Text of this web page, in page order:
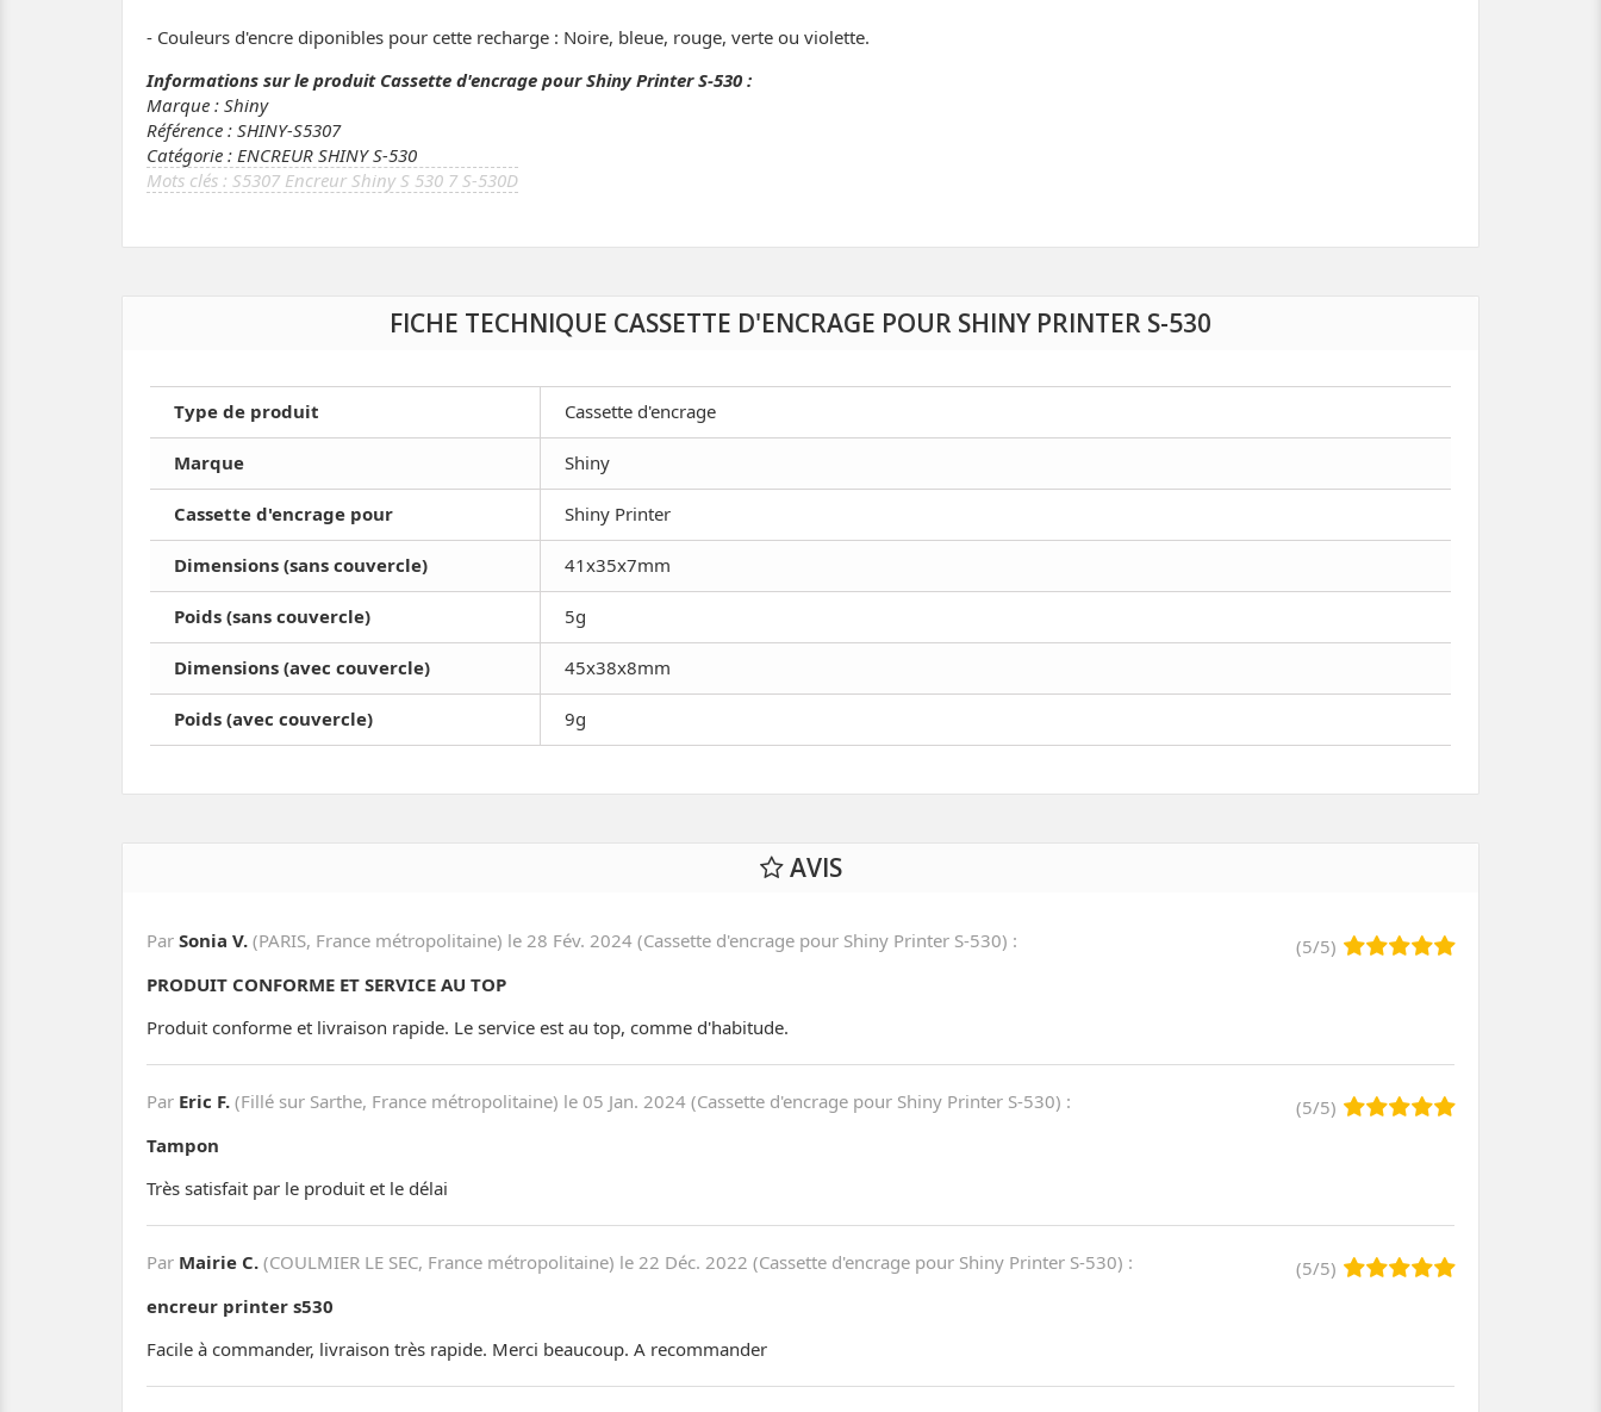
- Couleurs d'encre diponibles pour cette recharge : Noire, bleue, rouge, verte ou violette.
Informations sur le produit Cassette d'encrage pour Shiny Printer S-530 :
Marque : Shiny
Référence : SHINY-S5307
Catégorie : ENCREUR SHINY S-530
S5307 Encreur Shiny S 530 7 S-530D
FICHE TECHNIQUE CASSETTE D'ENCRAGE POUR SHINY PRINTER S-530
Type de produit Cassette d'encrage
Marque Shiny
Cassette d'encrage pour Shiny Printer
Dimensions (sans couvercle) 41x35x7mm
Poids (sans couvercle) 5g
Dimensions (avec couvercle) 45x38x8mm
Poids (avec couvercle) 9g
AVIS
Par Sonia V. (PARIS, France métropolitaine) le 28 Fév. 2024 (Cassette d'encrage pour Shiny Printer S-530) : (5/5)
PRODUIT CONFORME ET SERVICE AU TOP
Produit conforme et livraison rapide. Le service est au top, comme d'habitude.
Par Eric F. (Fillé sur Sarthe, France métropolitaine) le 05 Jan. 2024 (Cassette d'encrage pour Shiny Printer S-530) : (5/5)
Tampon
Très satisfait par le produit et le délai
Par Mairie C. (COULMIER LE SEC, France métropolitaine) le 22 Déc. 2022 (Cassette d'encrage pour Shiny Printer S-530) : (5/5)
encreur printer s530
Facile à commander, livraison très rapide. Merci beaucoup. A recommander